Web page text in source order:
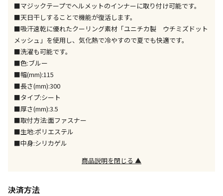
特定の店舗のみで受取ができる商品です（宅配便での
お届けができません）
※同時購入の商品は、全て同じ店舗での受取となりま
す
が、ご購入手続きを分けてお買い求めください
※支払い方法の代金引換は選択できません。
※電話注文はできません。
宅配のみでお届けする商品です（店舗受取は選択でき
ません）
※「宅配・店舗受取」「宅配のみ」マークの商品のみ
同時購入が可能です
午前9時までのご注文確定した商品については、当日に
■マジックテープでヘルメットのインナーに取り付け可能です。
■天日干しすることで機能が復活します。
■吸汗速乾に優れたクーリング素材「ユニチカ製 ウチミズドット
メッシュ」を使用し、気化熱で冷やすので夏でも快適です。
■洗濯も可能です。
■色:ブルー
■幅(mm):115
■長さ(mm):300
■タイプ:シート
■厚さ(mm):3.5
■取付方法:面ファスナー
■生地:ポリエステル
■中身:シリカゲル
商品説明を閉じる ▲
決済方法